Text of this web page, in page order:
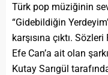
Türk pop müziğinin
“Gidebildiğin
karşısına çıktı.
Efe Can’a ait olan
Kutay Sarıgül